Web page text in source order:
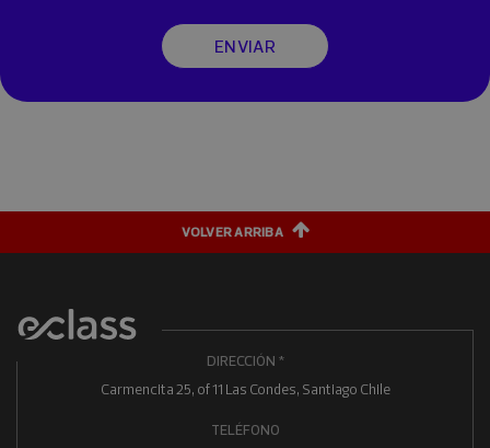
ENVIAR
VOLVER ARRIBA
DIRECCIÓN *
Carmencita 25, of 11 Las Condes, Santiago Chile
TELÉFONO